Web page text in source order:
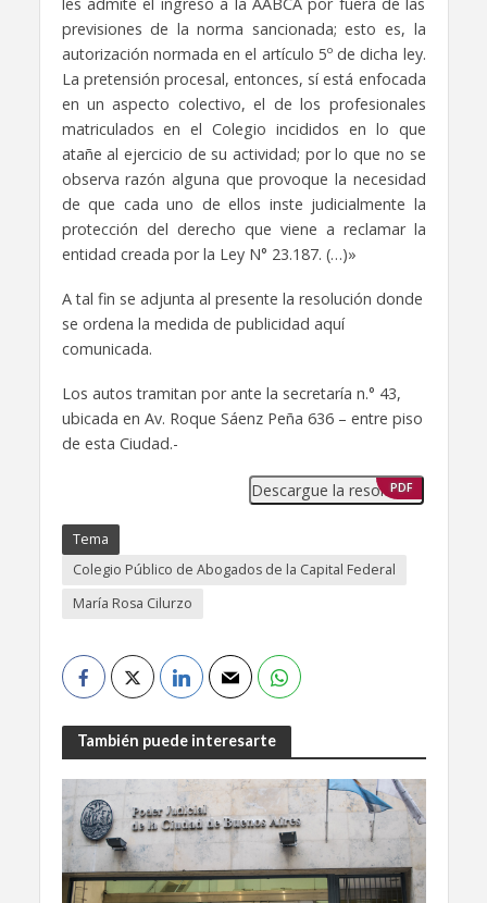
previsiones de la norma sancionada; esto es, la
autorización normada en el artículo 5º de dicha ley.
La pretensión procesal, entonces, sí está enfocada
en un aspecto colectivo, el de los profesionales
matriculados en el Colegio incididos en lo que
atañe al ejercicio de su actividad; por lo que no se
observa razón alguna que provoque la necesidad
de que cada uno de ellos inste judicialmente la
protección del derecho que viene a reclamar la
entidad creada por la Ley N° 23.187. (…)»
A tal fin se adjunta al presente la resolución donde
se ordena la medida de publicidad aquí
comunicada.
Los autos tramitan por ante la secretaría n.° 43,
ubicada en Av. Roque Sáenz Peña 636 – entre piso
de esta Ciudad.-
Descargue la resolución
PDF
Tema
Colegio Público de Abogados de la Capital Federal
María Rosa Cilurzo
También puede interesarte